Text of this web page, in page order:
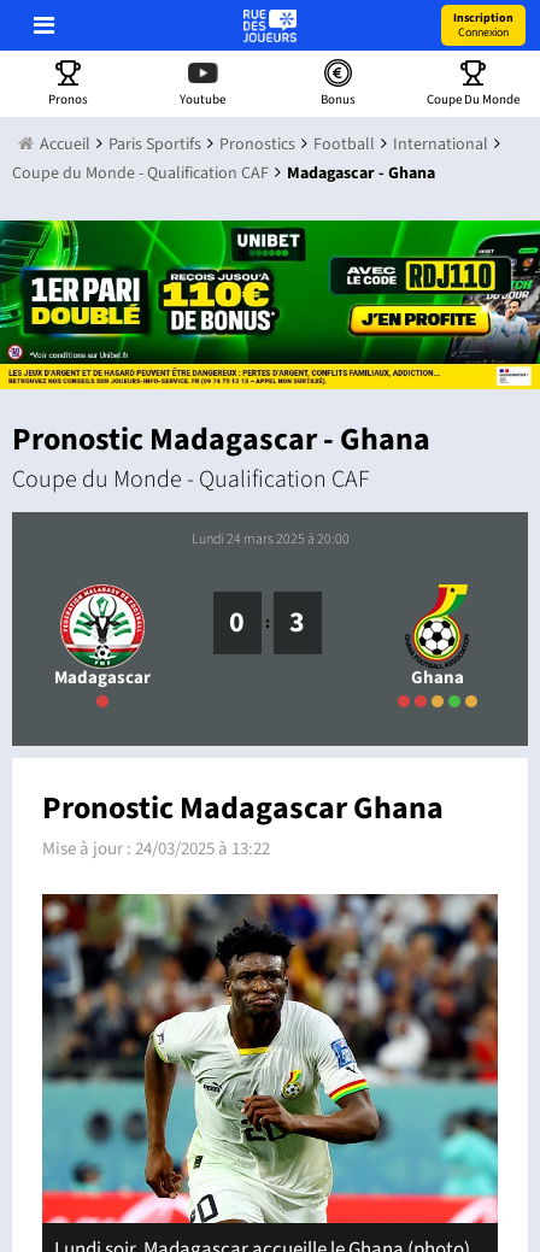
Inscription
Connexion
Pronos Youtube Bonus Coupe Du Monde
Accueil Paris Sportifs Pronostics Football
International
Coupe du Monde - Qualification CAF
Madagascar - Ghana
Pronostic Madagascar - Ghana
Coupe du Monde - Qualification CAF
Madagascar
0 : 3
lundi 24 mars 2025 à 20:00
Ghana
Pronostic Madagascar Ghana
Mise à jour :24/03/2025 à 13:22